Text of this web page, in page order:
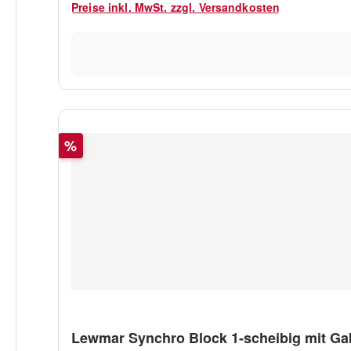
Preise inkl. MwSt. zzgl. Versandkosten
Rabatt
%
Lewmar Synchro Block 1-scheibig mit